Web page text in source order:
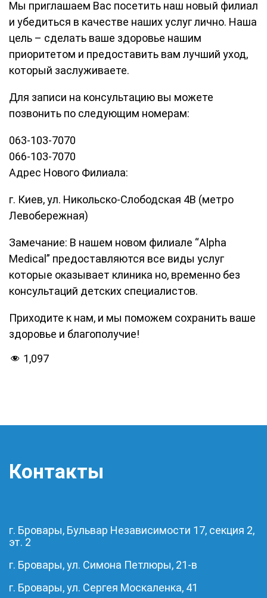
Мы приглашаем Вас посетить наш новый филиал
и убедиться в качестве наших услуг лично. Наша
цель – сделать ваше здоровье нашим
приоритетом и предоставить вам лучший уход,
который заслуживаете.
Для записи на консультацию вы можете
позвонить по следующим номерам:
063-103-7070
066-103-7070
Адрес Нового Филиала:
г. Киев, ул. Никольско-Слободская 4В (метро
Левобережная)
Замечание: В нашем новом филиале “Alpha
Medical” предоставляются все виды услуг
которые оказывает клиника но, временно без
консультаций детских специалистов.
Приходите к нам, и мы поможем сохранить ваше
здоровье и благополучие!
1,097
Контакты
г. Бровары, Бульвар Независимости 17, секция 2,
эт. 2
г. Бровары, ул. Симона Петлюры, 21-в
г. Бровары, ул. Сергея Москаленка, 41